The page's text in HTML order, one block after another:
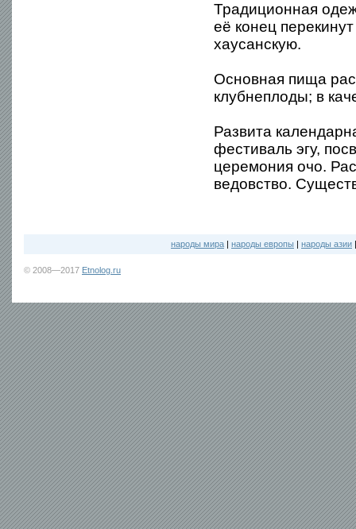
Традиционная
её конец
хаусанскую.
Основная пища
клубнеплоды; в
Развита
фестиваль эгу,
церемония очо.
ведовство.
народы мира | народы европы | народы азии
© 2008—2017 Etnolog.ru